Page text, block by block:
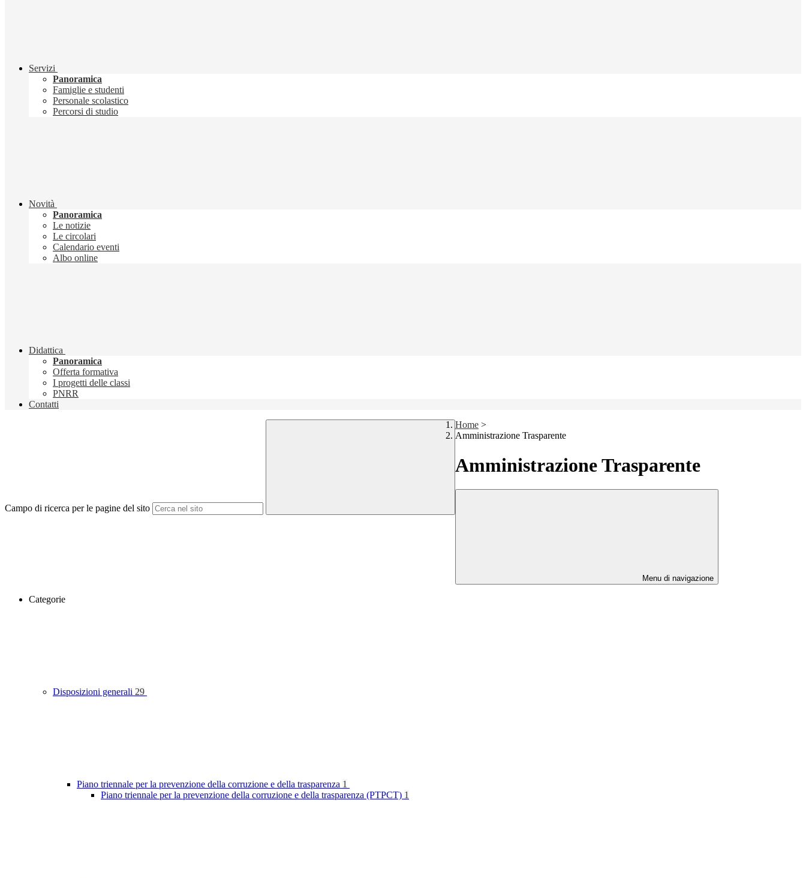
Servizi
Panoramica
Famiglie e studenti
Personale scolastico
Percorsi di studio
Novità
Panoramica
Le notizie
Le circolari
Calendario eventi
Albo online
Didattica
Panoramica
Offerta formativa
I progetti delle classi
PNRR
Contatti
Campo di ricerca per le pagine del sito
Home >
Amministrazione Trasparente
Amministrazione Trasparente
Menu di navigazione
Categorie
Disposizioni generali 29
Piano triennale per la prevenzione della corruzione e della trasparenza 1
Piano triennale per la prevenzione della corruzione e della trasparenza (PTPCT) 1